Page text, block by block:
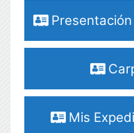
Presentación
Mis